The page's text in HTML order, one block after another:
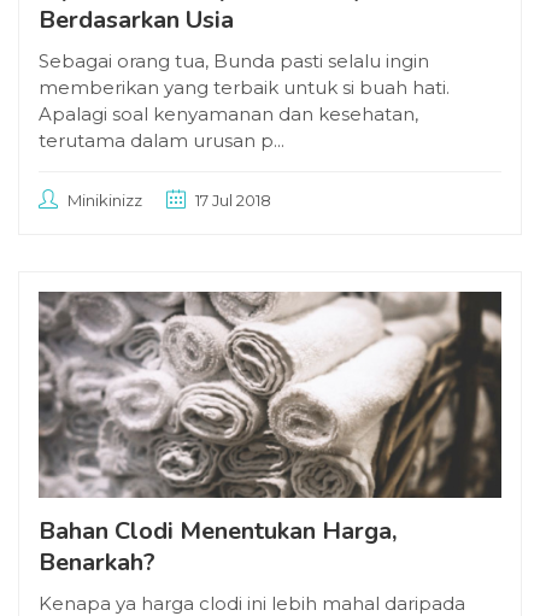
Berdasarkan Usia
Sebagai orang tua, Bunda pasti selalu ingin
memberikan yang terbaik untuk si buah hati.
Apalagi soal kenyamanan dan kesehatan,
terutama dalam urusan p...
Minikinizz 17 Jul 2018
Bahan Clodi Menentukan Harga,
Benarkah?
Kenapa ya harga clodi ini lebih mahal daripada